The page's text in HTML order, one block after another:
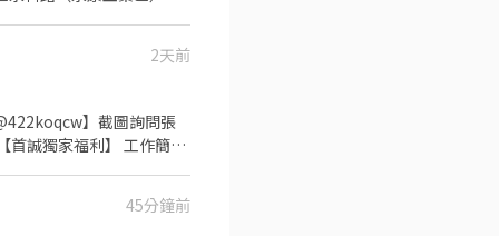
@200ijkks（記得加@
：08:30～17:30 午休
2天前
】截圖詢問張
誠獨家福利】 工作簡單
6％ ⭕️[休假]➜ 週休二日
45分鐘前